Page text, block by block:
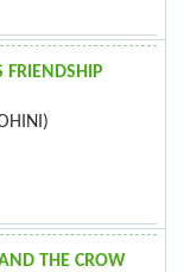
FRIENDSHIP
THE CROW